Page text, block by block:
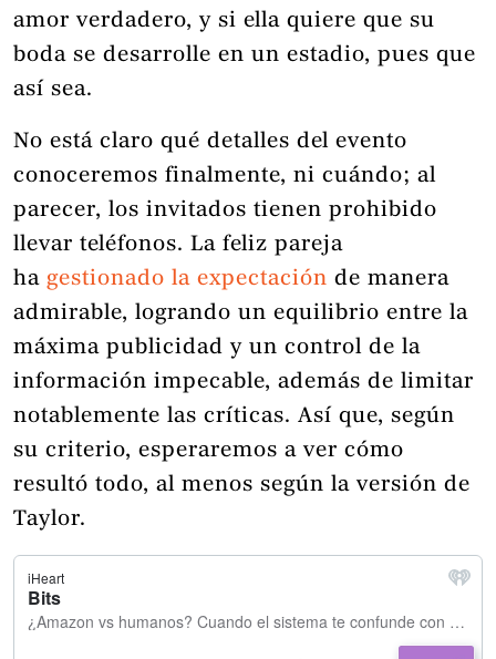
amor verdadero, y si ella quiere que su
boda se desarrolle en un estadio, pues que
así sea.
No está claro qué detalles del evento
conoceremos finalmente, ni cuándo; al
parecer, los invitados tienen prohibido
llevar teléfonos. La feliz pareja
ha gestionado la expectación de manera
admirable, logrando un equilibrio entre la
máxima publicidad y un control de la
información impecable, además de limitar
notablemente las críticas. Así que, según
su criterio, esperaremos a ver cómo
resultó todo, al menos según la versión de
Taylor.